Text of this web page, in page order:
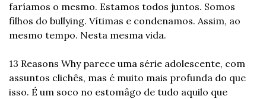
faríamos o mesmo. Estamos todos juntos. Somos
filhos do bullying. Vítimas e condenamos. Assim, ao
mesmo tempo. Nesta mesma vida.
13 Reasons Why parece uma série adolescente, com
assuntos clichês, mas é muito mais profunda do que
isso. É um soco no estomâgo de tudo aquilo que